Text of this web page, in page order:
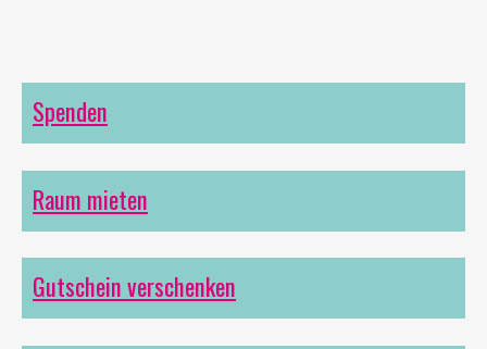
Spenden
Raum mieten
Gutschein verschenken